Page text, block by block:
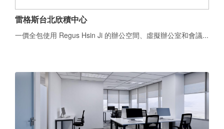
雷格斯台北欣積中心
一價全包使用 Regus Hsin Ji 的辦公空間、虛擬辦公室和會議...